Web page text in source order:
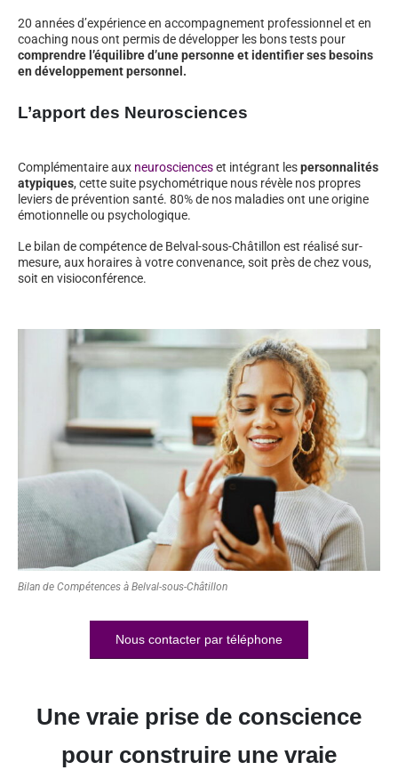
20 années d’expérience en accompagnement professionnel et en
coaching nous ont permis de développer les bons tests pour
comprendre l’équilibre d’une personne et identifier ses besoins
en développement personnel.
L’apport des Neurosciences
Complémentaire aux neuroscienceset intégrant lespersonnalités
atypiques, cette suite psychométrique nous révèle nos propres
leviers de prévention santé. 80% de nos maladies ont une origine
émotionnelle ou psychologique.
Le bilan de compétence de Belval-sous-Châtillon est réalisé sur-
mesure, aux horaires à votre convenance, soit près de chez vous,
soit en visioconférence.
Bilan de Compétences à Belval-sous-Châtillon
Nous contacter par téléphone
Une vraie prise de conscience
pour construire une vraie